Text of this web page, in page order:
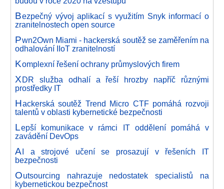
Bezpečný vývoj aplikací s využitím Snyk informací o
zranitelnostech open source
Pwn2Own Miami - hackerská soutěž se zaměřením na
odhalování IIoT zranitelností
Komplexní řešení ochrany průmyslových firem
XDR služba odhalí a řeší hrozby napříč různými
prostředky IT
Hackerská soutěž Trend Micro CTF pomáhá rozvoji
talentů v oblasti kybernetické bezpečnosti
Lepší komunikace v rámci IT oddělení pomáhá v
zavádění DevOps
AI a strojové učení se prosazují v řešeních IT
bezpečnosti
Outsourcing nahrazuje nedostatek specialistů na
kybernetickou bezpečnost